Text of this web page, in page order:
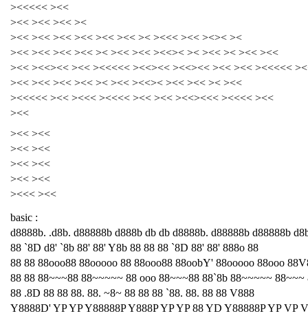
><<<<< ><<
><< ><< ><< ><
><< ><< ><< ><< ><< ><< >< ><<< ><< ><>< ><
><< ><< ><< ><< >< ><< ><< ><<>< >< ><< >< ><< ><<
><< ><<><< ><< ><<<<< ><<><< ><<><< ><< ><< ><<<<<
><< ><< ><< ><< >< ><< ><<>< ><< ><< >< ><<
><<<<< ><< ><<< ><<<< ><< ><< ><<><<< ><<<< ><<
><<
><< ><<
><< ><<
><< ><<
><< ><<
><<< ><<
basic :
d8888b. .d8b. d88888b d888b db db d8888b. d88888b d88888b
88 `8D d8' `8b 88' 88' Y8b 88 88 88 `8D 88' 88' 888o 88
88 88 88ooo88 88ooooo 88 88ooo88 88oobY' 88ooooo 88ooo
88 88 88~~~88 88~~~~~ 88 ooo 88~~~88 88`8b 88~~~~~ 88~~~
88 .8D 88 88 88. 88. ~8~ 88 88 88 `88. 88. 88 88 V888
Y8888D' YP YP Y88888P Y888P YP YP 88 YD Y88888P YP VP